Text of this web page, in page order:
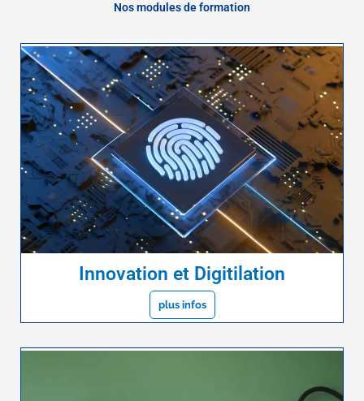
Nos modules de formation
Innovation et Digitilation
plus infos